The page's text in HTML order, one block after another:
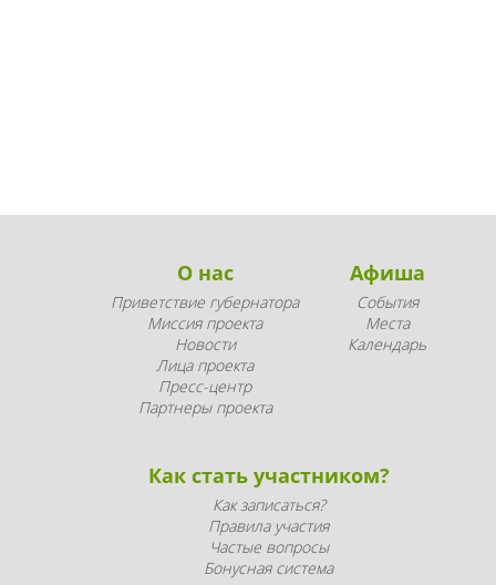
О нас
Приветствие губернатора
Миссия проекта
Новости
Лица проекта
Пресс-центр
Партнеры проекта
Афиша
События
Места
Календарь
Как стать участником?
Как записаться?
Правила участия
Частые вопросы
Бонусная система